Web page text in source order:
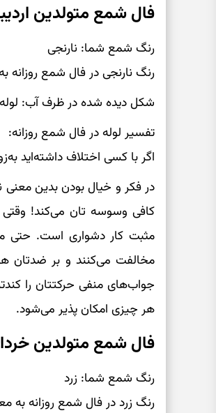
فال شمع متولدین
رنگ شمع شما: نارنجی
رنگ نارنجی در فال شمع روزانه
شکل دیده شده در ظرف آب: لوله
تفسیر لوله در فال شمع روزانه:
اگر با کسی اختلاف داشته‌اید
در فکر و خیال بودن بدین معنی
کافی وسوسه تان می‌کند!
مثبت کار دشواری است. حتی
مخالفت می‌کنند و بر ضدتان
جواب‌های منفی حرکتتان را
هر چیزی امکان پذیر می‌شود.
فال شمع متولدین
رنگ شمع شما: زرد
رنگ زرد در فال شمع روزانه